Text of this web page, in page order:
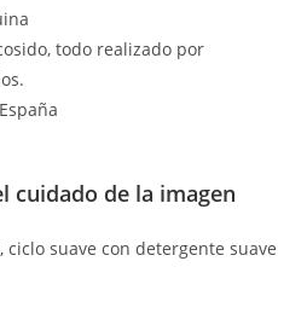
todo realizado por
cuidado de la imagen
ciclo suave con detergente suave